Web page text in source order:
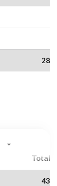
28
Total
43